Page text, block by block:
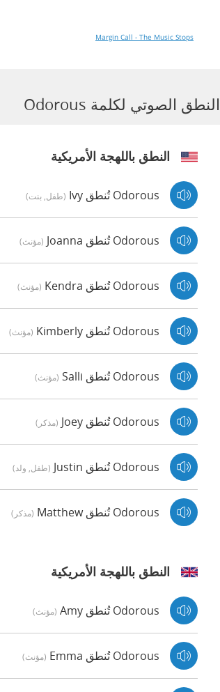
Margin Call - The Music Stops
النطق الصوتي لكلمة Odorous
النطق باللهجة الأمريكية
Odorous تُنطق Ivy (طفل, بنت)
Odorous تُنطق Joanna (مؤنث)
Odorous تُنطق Kendra (مؤنث)
Odorous تُنطق Kimberly (مؤنث)
Odorous تُنطق Salli (مؤنث)
Odorous تُنطق Joey (مذكر)
Odorous تُنطق Justin (طفل, ولد)
Odorous تُنطق Matthew (مذكر)
النطق باللهجة الأمريكية
Odorous تُنطق Amy (مؤنث)
Odorous تُنطق Emma (مؤنث)